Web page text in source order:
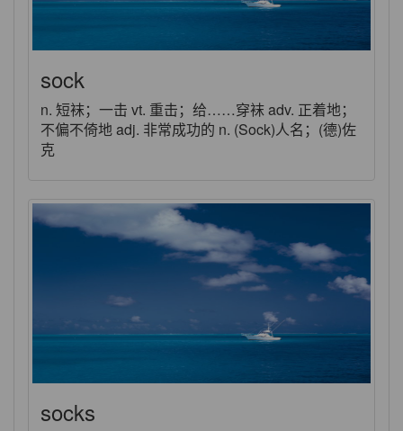
sock
n. 短袜；一击 vt. 重击；给……穿袜 adv. 正着地；
不偏不倚地 adj. 非常成功的 n. (Sock)人名；(德)佐
克
socks